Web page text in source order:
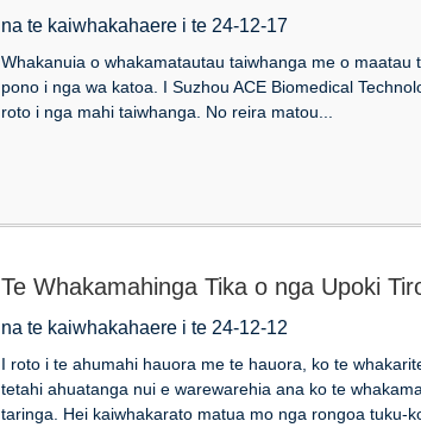
na te kaiwhakahaere i te 24-12-17
Whakanuia o whakamatautau taiwhanga me o
pono i nga wa katoa. I Suzhou ACE Biomedical
roto i nga mahi taiwhanga. No reira matou...
Te Whakamahinga Tika o nga Upoki
na te kaiwhakahaere i te 24-12-12
I roto i te ahumahi hauora me te hauora, ko te
tetahi ahuatanga nui e warewarehia ana ko te
taringa. Hei kaiwhakarato matua mo nga rongoa tuku-